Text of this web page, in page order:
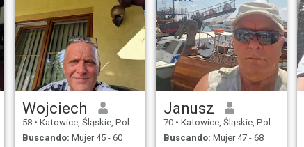
Wojciech
58 • Katowice, Śląskie, Polonia
Buscando: Mujer 45 - 60
Janusz
70 • Katowice, Śląskie, Polonia
Buscando: Mujer 47 - 68